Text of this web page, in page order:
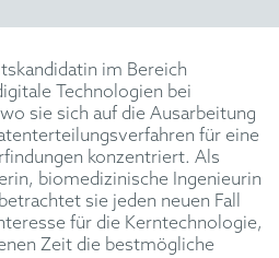
im Bereich
Technologien bei
sie sich auf die Ausarbeitung
für eine
konzentriert. Als
biomedizinische Ingenieurin
sie jeden neuen Fall
für die Kerntechnologie,
Zeit die bestmögliche